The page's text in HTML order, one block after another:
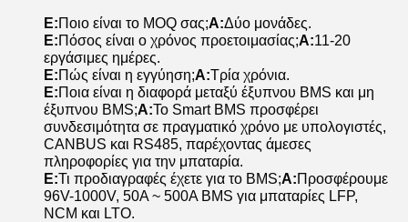
Ε:Ποιο είναι το MOQ σας;Α:Δύο μονάδες.
Ε:Πόσος είναι ο χρόνος προετοιμασίας;Α:11-20
εργάσιμες ημέρες.
Ε:Πώς είναι η εγγύηση;Α:Τρία χρόνια.
Ε:Ποια είναι η διαφορά μεταξύ έξυπνου BMS και μη
έξυπνου BMS;Α:Το Smart BMS προσφέρει
συνδεσιμότητα σε πραγματικό χρόνο με υπολογιστές,
CANBUS και RS485, παρέχοντας άμεσες
πληροφορίες για την μπαταρία.
Ε:Τι προδιαγραφές έχετε για το BMS;Α:Προσφέρουμε
96V-1000V, 50A ~ 500A BMS για μπαταρίες LFP,
NCM και LTO.